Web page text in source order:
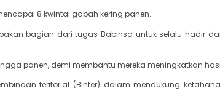
8 kwintal gabah kering panen.
bagian dari tugas Babinsa untuk selalu hadir
panen, demi membantu mereka meningkatkan
teritorial (Binter) dalam mendukung